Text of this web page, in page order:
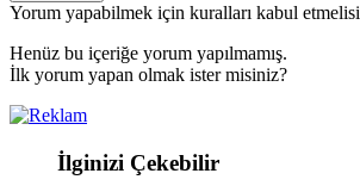
Yorum yapabilmek için kuralları kabul
Henüz bu içeriğe yorum yapılmamış.
İlk yorum yapan olmak ister misiniz?
İlginizi Çekebilir